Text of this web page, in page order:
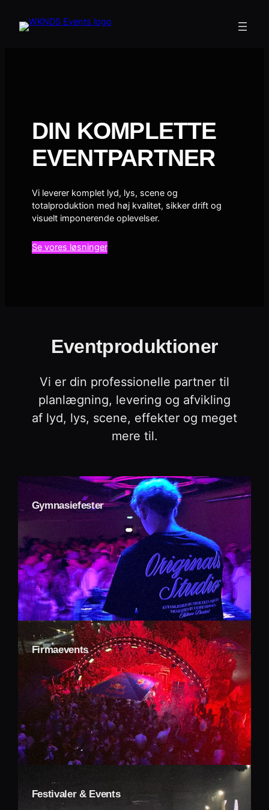
DIN KOMPLETTE
EVENTPARTNER
Vi leverer komplet lyd, lys, scene og
totalproduktion med høj kvalitet, sikker drift og
visuelt imponerende oplevelser.
Se vores løsninger
Eventproduktioner
Vi er din professionelle partner til
planlægning, levering og afvikling
af lyd, lys, scene, effekter og meget
mere til.
Gymnasiefester
Firmaevents
Festivaler & Events